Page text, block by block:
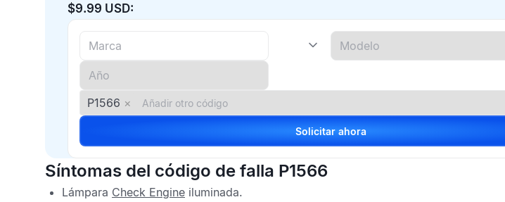
$9.99 USD:
P1566 ×
Solicitar ahora
Síntomas del código de falla P1566
Lámpara Check Engine iluminada.